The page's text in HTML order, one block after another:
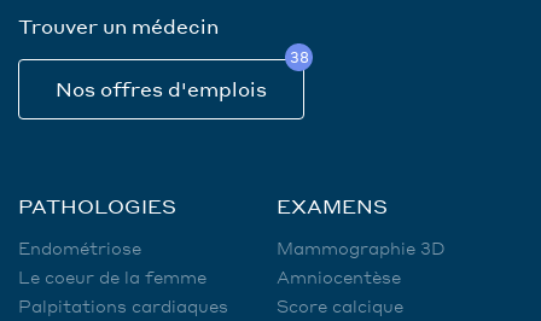
Trouver un médecin
Nos offres d'emplois
38
PATHOLOGIES
Endométriose
Le coeur de la femme
Palpitations cardiaques
EXAMENS
Mammographie 3D
Amniocentèse
Score calcique